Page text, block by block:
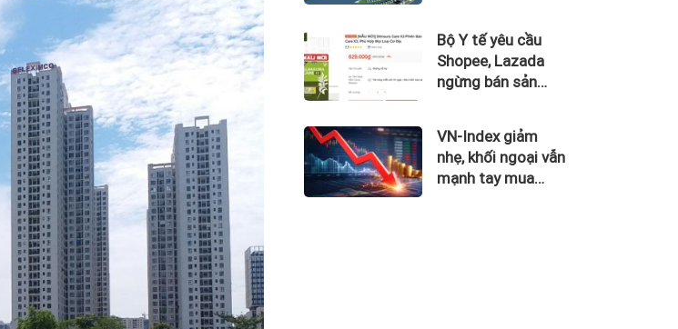
thuê đất và thuế
nghìn tỷ
Bộ Y tế yêu cầu
Shopee, Lazada
ngừng bán sản
cân Slimaura Care
x3
VN-Index giảm
nhẹ, khối ngoại vẫn
mạnh tay mua